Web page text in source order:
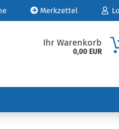
Merkzettel
Ihr Warenkorb
0,00 EUR